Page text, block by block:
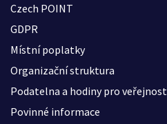
Czech POINT
GDPR
Místní poplatky
Organizační struktura
Podatelna a hodiny pro veřejnost
Povinné informace